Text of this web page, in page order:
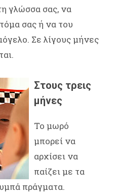
γλώσσα σας, να
σας ή να του
Σε λίγους μήνες
Στους τρεις
μήνες
Το μωρό
μπορεί να
αρχίσει να
παίζει με τα
πράγματα.